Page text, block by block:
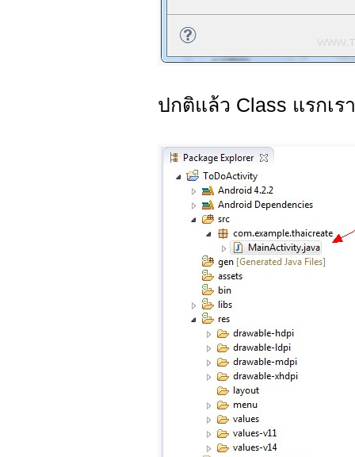
ปกติแล้ว Class แรกเ